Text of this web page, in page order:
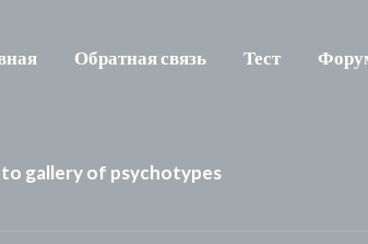
Обратная связь Тест
gallery of psychotypes